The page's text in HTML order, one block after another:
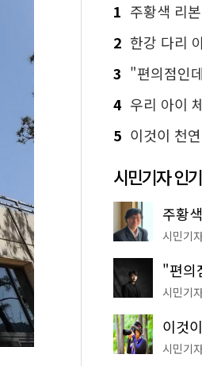
1 주황색 리본 따라 한
2 한강 다리 아래
3 "편의점인데 아무것
4 우리 아이 체력이
5 이것이 천연 냉방!
시민기자 인
시민기
시민기
시민기